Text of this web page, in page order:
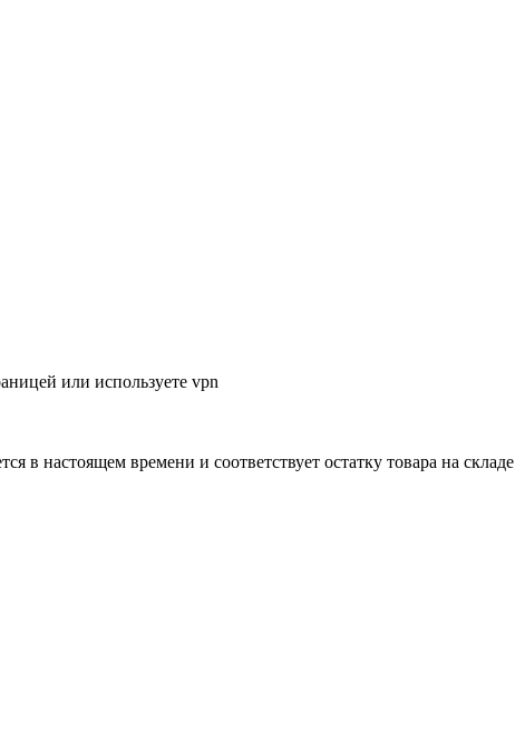
или используете vpn
в настоящем времени и соответствует остатку товара на складе